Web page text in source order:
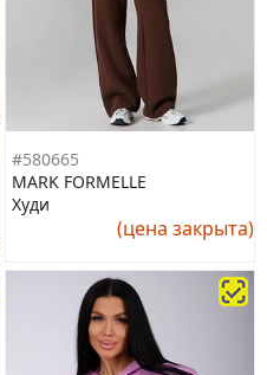
#580665
MARK FORMELLE
Худи
(цена закрыта)